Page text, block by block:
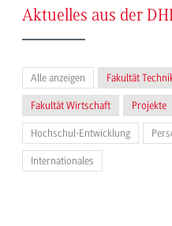
Aktuelles aus der
Alle anzeigen Fakultät
Fakultät Wirtschaft Projekte
Hochschul-Entwicklung
Internationales